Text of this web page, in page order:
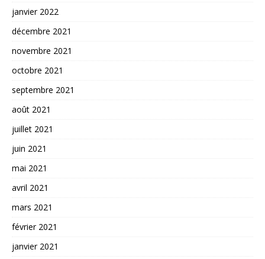
janvier 2022
décembre 2021
novembre 2021
octobre 2021
septembre 2021
août 2021
juillet 2021
juin 2021
mai 2021
avril 2021
mars 2021
février 2021
janvier 2021